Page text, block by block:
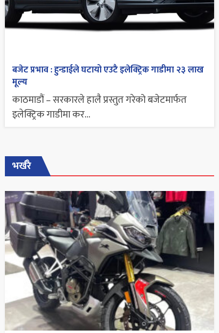
बजेट प्रभाव : हुन्डाईले घटायो एउटै इलेक्ट्रिक गाडीमा २३ लाख
मूल्य
काठमाडौं – सरकारले हालै प्रस्तुत गरेको बजेटमार्फत
इलेक्ट्रिक गाडीमा कर...
भर्खरै